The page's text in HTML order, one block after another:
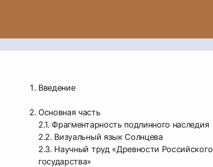
Введение
Основная часть
2.1. Фрагментарность подлинного наследия
2.2. Визуальный язык Солнцева
2.3. Научный труд «Древности Российского
государства»